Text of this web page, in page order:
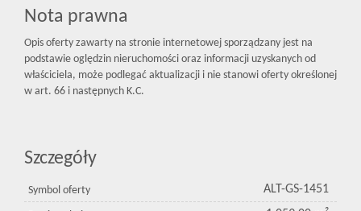
Nota prawna
Opis oferty zawarty na stronie internetowej sporządzany jest na
podstawie oględzin nieruchomości oraz informacji uzyskanych od
właściciela, może podlegać aktualizacji i nie stanowi oferty określonej
w art. 66 i następnych K.C.
Szczegóły
Symbol oferty ALT-GS-1451